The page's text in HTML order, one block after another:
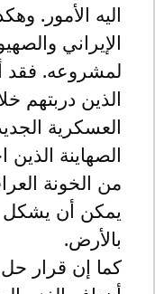
اليه الأمور.
الإيراني
لمشروعه. فقد
الذين دربتهم
العسكرية
الصهاينة
من الخونة
يمكن أن
بالأرض.
كما إن قرار